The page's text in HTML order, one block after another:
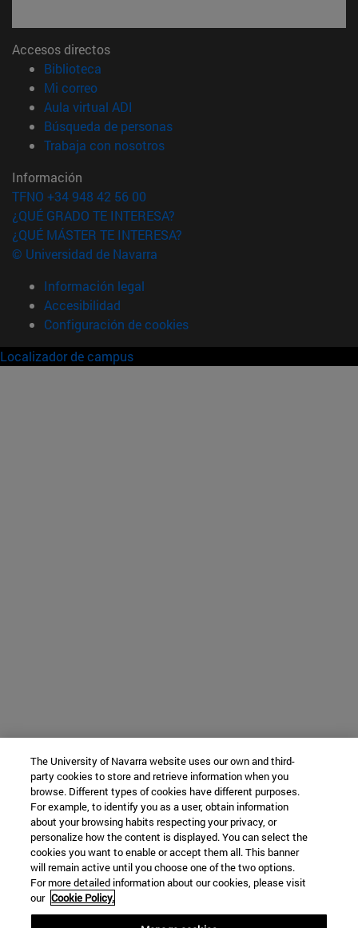
Accesos directos
Biblioteca
Mi correo(abre en nueva ventana)
Aula virtual ADI
Búsqueda de personas(abre en nueva ventana)
Trabaja con nosotros(abre en nueva ventana)
Información
TFNO +34 948 42 56 00
¿QUÉ GRADO TE INTERESA?
¿QUÉ MÁSTER TE INTERESA?
© Universidad de Navarra
Información legal
Accesibilidad
Configuración de cookies
Localizador de campus
The University of Navarra website uses our own and third-
party cookies to store and retrieve information when you
browse. Different types of cookies have different purposes.
For example, to identify you as a user, obtain information
about your browsing habits respecting your privacy, or
personalize how the content is displayed. You can select the
cookies you want to enable or accept them all. This banner
will remain active until you choose one of the two options.
For more detailed information about our cookies, please visit
our Cookie Policy.